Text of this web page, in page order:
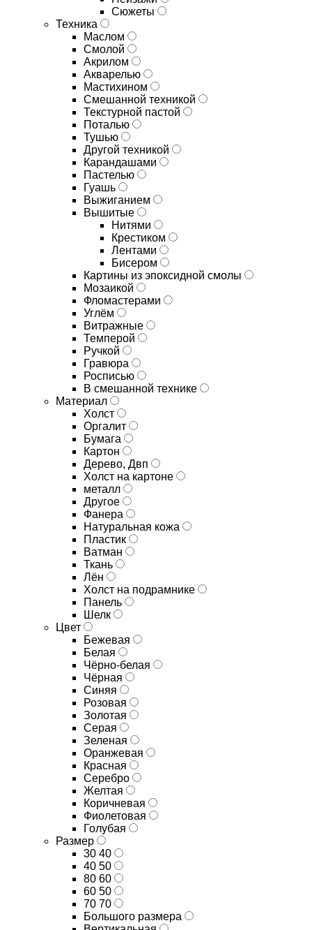
Сюжеты
Техника
Маслом
Смолой
Акрилом
Акварелью
Мастихином
Смешанной техникой
Текстурной пастой
Поталью
Тушью
Другой техникой
Карандашами
Пастелью
Гуашь
Выжиганием
Вышитые
Нитями
Крестиком
Лентами
Бисером
Картины из эпоксидной смолы
Мозаикой
Фломастерами
Углём
Витражные
Темперой
Ручкой
Гравюра
Росписью
В смешанной технике
Материал
Холст
Оргалит
Бумага
Картон
Дерево, Двп
Холст на картоне
металл
Другое
Фанера
Натуральная кожа
Пластик
Ватман
Ткань
Лён
Холст на подрамнике
Панель
Шелк
Цвет
Бежевая
Белая
Чёрно-белая
Чёрная
Синяя
Розовая
Золотая
Серая
Зеленая
Оранжевая
Красная
Серебро
Желтая
Коричневая
Фиолетовая
Голубая
Размер
30 40
40 50
80 60
60 50
70 70
Большого размера